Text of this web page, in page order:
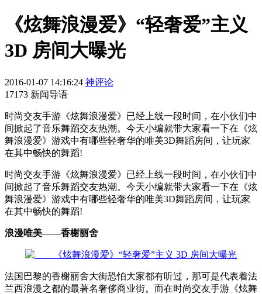
《炫舞浪漫爱》“轻奢爱”主义
3D 房间大曝光
2016-01-07 14:16:24 神评论
17173 新闻导语
​时尚交友手游《炫舞浪漫爱》已经上线一段时间，在小伙们中
间掀起了音乐舞蹈交友热潮。今天小编就带大家看一下在《炫
舞浪漫爱》游戏中有哪些轻奢华的唯美3D舞蹈房间，让玩家
在其中畅快的舞蹈!
时尚交友手游《炫舞浪漫爱》已经上线一段时间，在小伙们中
间掀起了音乐舞蹈交友热潮。今天小编就带大家看一下在《炫
舞浪漫爱》游戏中有哪些轻奢华的唯美3D舞蹈房间，让玩家
在其中畅快的舞蹈!
浪漫唯美——香榭丽舍
法国巴黎的香榭丽舍大街恐怕大家都有听过，那可是代表着法
兰西浪漫之都的最著名奢侈商业街。而在时尚交友手游《炫舞